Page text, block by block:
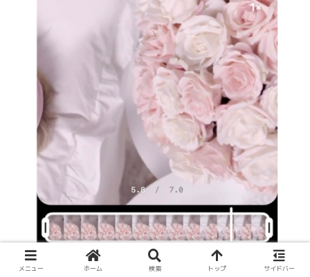
メニュー ホーム 検索 トップ サイドバー